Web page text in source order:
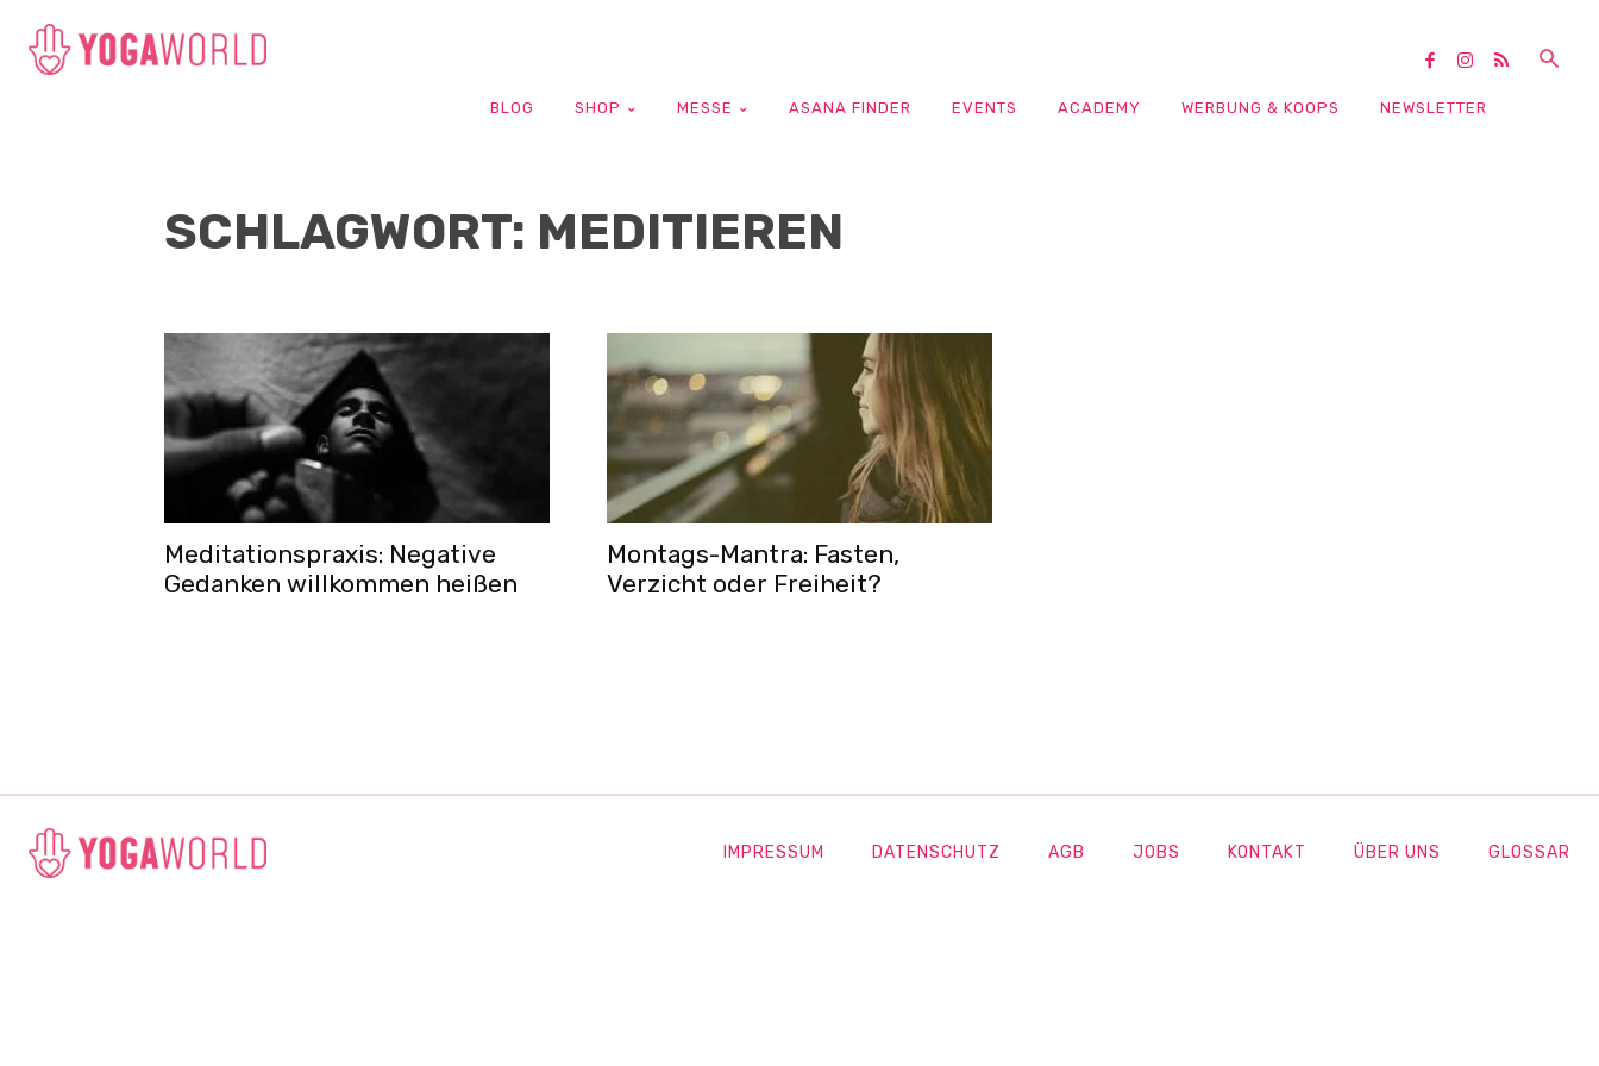
BLOG SHOP MESSE ASANA FINDER EVENTS ACADEMY WERBUNG & KOOPS NEWSLETTER
SCHLAGWORT: MEDITIEREN
Meditationspraxis: Negative
Gedanken willkommen heißen
Montags-Mantra: Fasten,
Verzicht oder Freiheit?
IMPRESSUM DATENSCHUTZ AGB JOBS KONTAKT ÜBER UNS GLOSSAR